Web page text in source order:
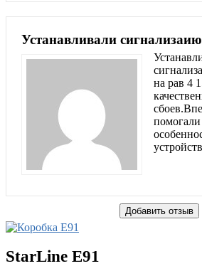
Устанавливали
на рав 4
помогали
Добавить отзыв
StarLine E91